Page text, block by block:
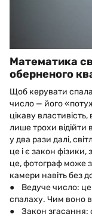
Математика
оберненого
Щоб керувати
число — його
цікаву
лише трохи відійти
у два рази далі,
це і є закон
це, фотограф може
камери навіть без
● Ведуче число: це
спалаху. Чим воно
● Закон згасання: